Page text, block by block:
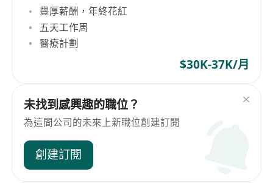
豐厚薪酬，年終花紅
五天工作周
醫療計劃
$30K-37K/月
未找到感興趣的職位？
為這間公司的未來上新職位創建訂閱
創建訂閱